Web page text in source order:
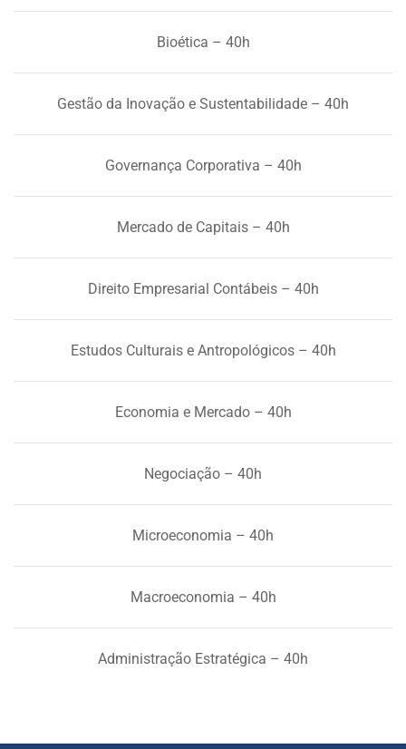
Bioética – 40h
Gestão da Inovação e Sustentabilidade – 40h
Governança Corporativa – 40h
Mercado de Capitais – 40h
Direito Empresarial Contábeis – 40h
Estudos Culturais e Antropológicos – 40h
Economia e Mercado – 40h
Negociação – 40h
Microeconomia – 40h
Macroeconomia – 40h
Administração Estratégica – 40h